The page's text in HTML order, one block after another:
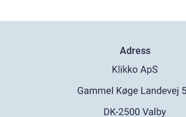
Adress